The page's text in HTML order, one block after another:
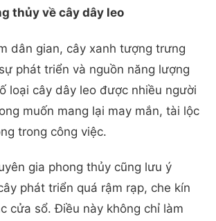
thủy về cây dây leo
dân gian, cây xanh tượng trưng
phát triển và nguồn năng lượng
loại cây dây leo được nhiều người
muốn mang lại may mắn, tài lộc
trong công việc.
gia phong thủy cũng lưu ý
phát triển quá rậm rạp, che kín
cửa sổ. Điều này không chỉ làm